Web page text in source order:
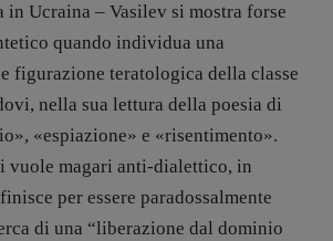
Giuseppe Costigliola ,
Michielin,Nicole
Sturm ,Tania Tonin
in Ucraina – Vasilev si mostra forse
quando individua una
figurazione teratologica della classe
nella sua lettura della poesia di
«espiazione» e «risentimento».
vuole magari anti-dialettico, in
per essere paradossalmente
di una “liberazione dal dominio